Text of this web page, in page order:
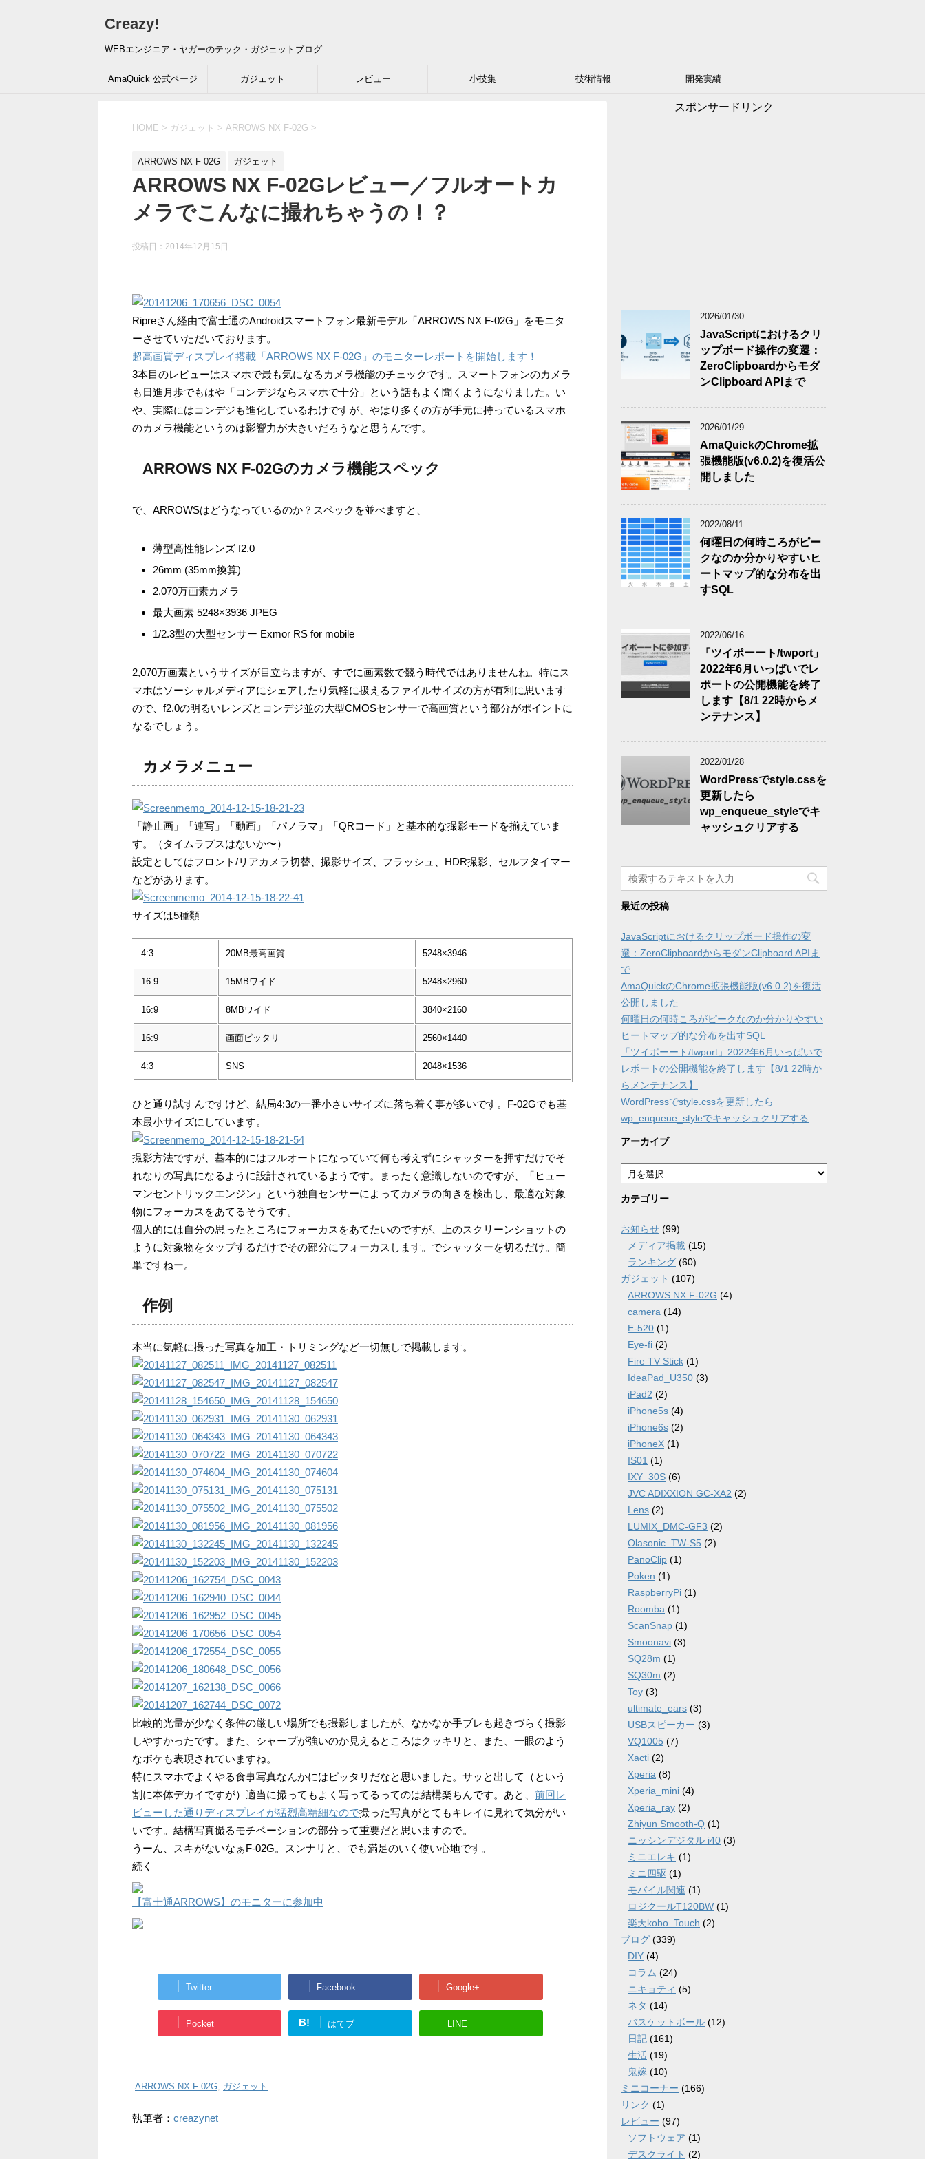
Creazy!
WEBエンジニア・ヤガーのテック・ガジェットブログ
AmaQuick 公式ページ ガジェット レビュー 小技集 技術情報 開発実績
HOME > ガジェット > ARROWS NX F-02G >
ARROWS NX F-02G ガジェット
ARROWS NX F-02Gレビュー／フルオートカ
メラでこんなに撮れちゃうの！？
投稿日： 2014年12月15日
Ripreさん経由で富士通のAndroidスマートフォン最新モデル「ARROWS NX F-02G」をモニタ
ーさせていただいております。
超高画質ディスプレイ搭載「ARROWS NX F-02G」のモニターレポートを開始します！
3本目のレビューはスマホで最も気になるカメラ機能のチェックです。スマートフォンのカメラ
も日進月歩でもはや「コンデジならスマホで十分」という話もよく聞くようになりました。い
や、実際にはコンデジも進化しているわけですが、やはり多くの方が手元に持っているスマホ
のカメラ機能というのは影響力が大きいだろうなと思うんです。
ARROWS NX F-02Gのカメラ機能スペック
で、ARROWSはどうなっているのか？スペックを並べますと、
薄型高性能レンズ f2.0
26mm (35mm換算)
2,070万画素カメラ
最大画素 5248×3936 JPEG
1/2.3型の大型センサー Exmor RS for mobile
2,070万画素というサイズが目立ちますが、すでに画素数で競う時代ではありませんね。特にス
マホはソーシャルメディアにシェアしたり気軽に扱えるファイルサイズの方が有利に思います
ので、f2.0の明るいレンズとコンデジ並の大型CMOSセンサーで高画質という部分がポイントに
なるでしょう。
カメラメニュー
「静止画」「連写」「動画」「パノラマ」「QRコード」と基本的な撮影モードを揃えていま
す。（タイムラプスはないか〜）
設定としてはフロント/リアカメラ切替、撮影サイズ、フラッシュ、HDR撮影、セルフタイマー
などがあります。
サイズは5種類
4:3 20MB最高画質 5248×3946
16:9 15MBワイド 5248×2960
16:9 8MBワイド 3840×2160
16:9 画面ピッタリ 2560×1440
4:3 SNS 2048×1536
ひと通り試すんですけど、結局4:3の一番小さいサイズに落ち着く事が多いです。F-02Gでも基
本最小サイズにしています。
撮影方法ですが、基本的にはフルオートになっていて何も考えずにシャッターを押すだけでそ
れなりの写真になるように設計されているようです。まったく意識しないのですが、「ヒュー
マンセントリックエンジン」という独自センサーによってカメラの向きを検出し、最適な対象
物にフォーカスをあてるそうです。
個人的には自分の思ったところにフォーカスをあてたいのですが、上のスクリーンショットの
ように対象物をタップするだけでその部分にフォーカスします。でシャッターを切るだけ。簡
単ですねー。
作例
本当に気軽に撮った写真を加工・トリミングなど一切無しで掲載します。
比較的光量が少なく条件の厳しい場所でも撮影しましたが、なかなか手ブレも起きづらく撮影
しやすかったです。また、シャープが強いのか見えるところはクッキリと、また、一眼のよう
なボケも表現されていますね。
特にスマホでよくやる食事写真なんかにはピッタリだなと思いました。サッと出して（という
割に本体デカイですが）適当に撮ってもよく写ってるってのは結構楽ちんです。あと、 前回レ
ビューした通りディスプレイが猛烈高精細なので撮った写真がとてもキレイに見れて気分がい
いです。結構写真撮るモチベーションの部分って重要だと思いますので。
うーん、スキがないなぁF-02G。スンナリと、でも満足のいく使い心地です。
続く
【富士通ARROWS】のモニターに参加中
Twitter Facebook Google+
Pocket B! はてブ LINE
-ARROWS NX F-02G, ガジェット
執筆者： creazynet
スポンサードリンク
2026/01/30
JavaScriptにおけるクリ
ップボード操作の変遷：
ZeroClipboardからモダ
ンClipboard APIまで
2026/01/29
AmaQuickのChrome拡
張機能版(v6.0.2)を復活公
開しました
2022/08/11
何曜日の何時ころがピー
クなのか分かりやすいヒ
ートマップ的な分布を出
すSQL
2022/06/16
「ツイポーート/twport」
2022年6月いっぱいでレ
ポートの公開機能を終了
します【8/1 22時からメ
ンテナンス】
2022/01/28
WordPressでstyle.cssを
更新したら
wp_enqueue_styleでキ
ャッシュクリアする
最近の投稿
JavaScriptにおけるクリップボード操作の変
遷：ZeroClipboardからモダンClipboard APIま
で
AmaQuickのChrome拡張機能版(v6.0.2)を復活
公開しました
何曜日の何時ころがピークなのか分かりやすい
ヒートマップ的な分布を出すSQL
「ツイポーート/twport」2022年6月いっぱいで
レポートの公開機能を終了します【8/1 22時か
らメンテナンス】
WordPressでstyle.cssを更新したら
wp_enqueue_styleでキャッシュクリアする
アーカイブ
ア
ー
カ
ブ
カテゴリー
お知らせ (99)
メディア掲載 (15)
ランキング (60)
ガジェット (107)
ARROWS NX F-02G (4)
camera (14)
E-520 (1)
Eye-fi (2)
Fire TV Stick (1)
IdeaPad_U350 (3)
iPad2 (2)
iPhone5s (4)
iPhone6s (2)
iPhoneX (1)
IS01 (1)
IXY_30S (6)
JVC ADIXXION GC-XA2 (2)
Lens (2)
LUMIX_DMC-GF3 (2)
Olasonic_TW-S5 (2)
PanoClip (1)
Poken (1)
RaspberryPi (1)
Roomba (1)
ScanSnap (1)
Smoonavi (3)
SQ28m (1)
SQ30m (2)
Toy (3)
ultimate_ears (3)
USBスピーカー (3)
VQ1005 (7)
Xacti (2)
Xperia (8)
Xperia_mini (4)
Xperia_ray (2)
Zhiyun Smooth-Q (1)
ニッシンデジタル i40 (3)
ミニエレキ (1)
ミニ四駆 (1)
モバイル関連 (1)
ロジクールT120BW (1)
楽天kobo_Touch (2)
ブログ (339)
DIY (4)
コラム (24)
ニキョティ (5)
ネタ (14)
バスケットボール (12)
日記 (161)
生活 (19)
鬼嫁 (10)
ミニコーナー (166)
リンク (1)
レビュー (97)
ソフトウェア (1)
デスクライト (2)